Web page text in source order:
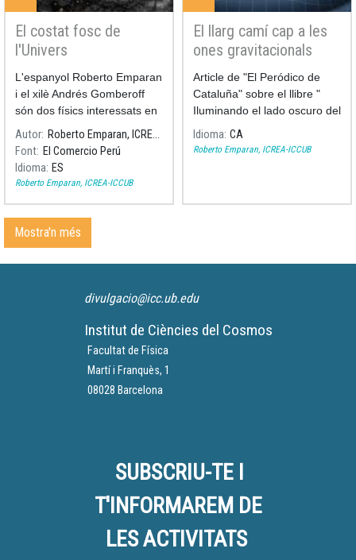
El costat fosc de
l'Univers
L'espanyol Roberto Emparan
i el xilè Andrés Gomberoff
són dos físics interessats en
difondre allò que per a molts
és inexplicable: la naturalesa
de l'univers. Tots dos
participaran en el Hay
Autor
Roberto Emparan, ICREA-ICCUB
Font El Comercio Perú
Idioma ES
Roberto Emparan, ICREA-ICCUB
El llarg camí cap a les
ones gravitacionals
Article de "El Peródico de
Cataluña" sobre el llibre "
Iluminando el lado oscuro del
Universo", el llibre de
Roberto Emparan que es
Idioma CA
Roberto Emparan, ICREA-ICCUB
Mostra'n més
divulgacio@icc.ub.edu
Institut de Ciències del Cosmos
Facultat de Física
Martí i Franquès, 1
08028 Barcelona
SUBSCRIU-TE I
T'INFORMAREM DE
LES ACTIVITATS